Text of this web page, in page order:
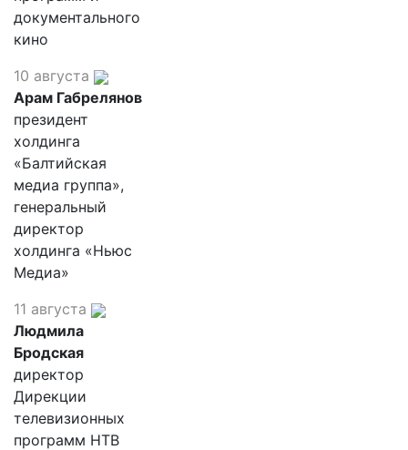
документального
кино
10 августа
Арам Габрелянов
президент
холдинга
«Балтийская
медиа группа»,
генеральный
директор
холдинга «Ньюс
Медиа»
11 августа
Людмила
Бродская
директор
Дирекции
телевизионных
программ НТВ